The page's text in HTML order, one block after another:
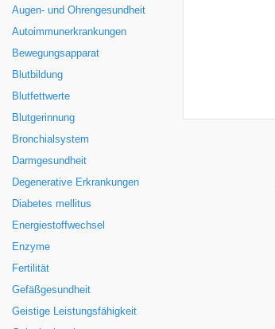
Augen- und Ohrengesundheit
Autoimmunerkrankungen
Bewegungsapparat
Blutbildung
Blutfettwerte
Blutgerinnung
Bronchialsystem
Darmgesundheit
Degenerative Erkrankungen
Diabetes mellitus
Energiestoffwechsel
Enzyme
Fertilität
Gefäßgesundheit
Geistige Leistungsfähigkeit